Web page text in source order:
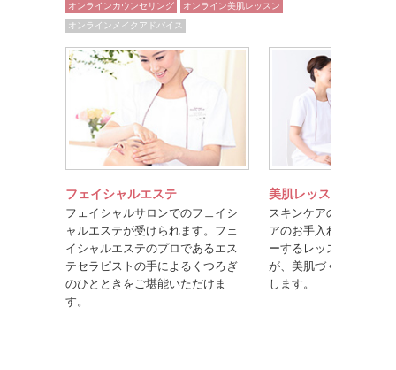
オンラインカウンセリング
オンライン美肌レッスン
オンラインメイクアドバイス
フェイシャルエステ
フェイシャルサロンでのフェイシ
ャルエステが受けられます。フェ
イシャルエステのプロであるエス
テセラピストの手によるくつろぎ
のひとときをご堪能いただけま
す。
美肌レッスン
スキンケアのポイント
アのお手入れ方法を楽
ーするレッスンです。
が、美肌づくりのコツ
します。